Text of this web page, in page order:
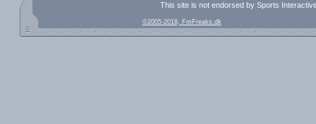
This site is not endorsed by Sports
©2005-2018, FmFreaks.dk